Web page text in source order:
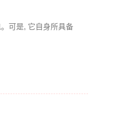
可是, 它自身所具备